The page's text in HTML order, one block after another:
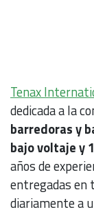
Tenax
dedicada a la
barredoras y
bajo voltaje y
años de
entregadas en
diariamente a